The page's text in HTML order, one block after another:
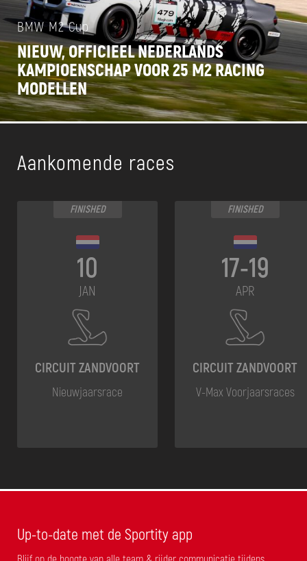
BMW M2 Cup
NIEUW, OFFICIEEL NEDERLANDS
KAMPIOENSCHAP VOOR 25 M2 RACING
MODELLEN
Aankomende races
FINISHED
10
JAN
CIRCUIT ZANDVOORT
Nieuwjaarsrace
FINISHED
17-19
APR
CIRCUIT ZANDVOORT
V-Max Voorjaarsraces
Up-to-date met de Sportity app